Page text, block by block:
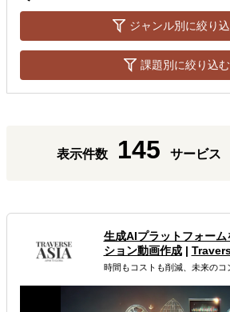
ジャンル別に絞り
課題別に絞り込む
表示件数 145 サービス
生成AIプラットフォー
ション動画作成|
時間もコストも削減、未来のコ